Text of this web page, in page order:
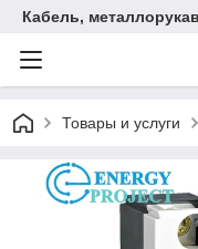
Кабель,
Товары и услуги